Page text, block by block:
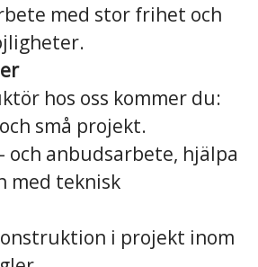
med stor frihet och
hos oss kommer du:
små projekt.
och anbudsarbete, hjälpa
med teknisk
i projekt inom